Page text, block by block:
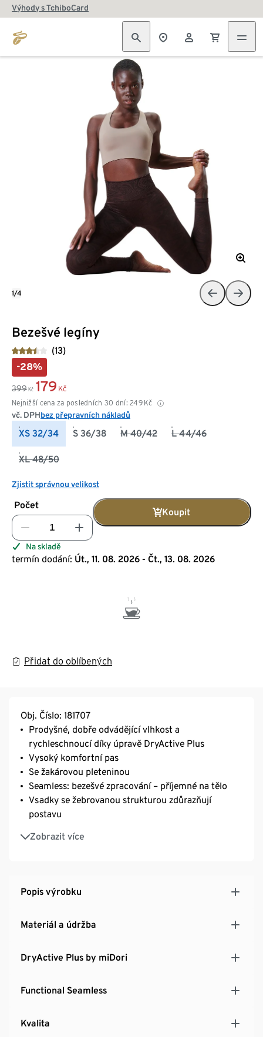
Výhody s TchiboCard
Bezešvé legíny
(13)
-28%
399 Kč 179 Kč
Nejnižší cena za posledních 30 dní: 249 Kč
vč. DPHbez přepravních nákladů
XS 32/34 S 36/38 M 40/42 L 44/46
XL 48/50
Zjistit správnou velikost
Počet
Koupit
Na skladě
termín dodání: Út., 11. 08. 2026 - Čt., 13. 08. 2026
Přidat do oblíbených
1/4
Obj. Číslo: 181707
Prodyšné, dobře odvádějící vlhkost a
rychleschnoucí díky úpravě DryActive Plus
Vysoký komfortní pas
Se žakárovou pleteninou
Seamless: bezešvé zpracování – příjemné na tělo
Vsadky se žebrovanou strukturou zdůrazňují
postavu
Zobrazit více
S elastanem: dobře drží tvar, perfektně sedí, a
Popis výrobku
Materiál a údržba
DryActive Plus by miDori
Functional Seamless
Kvalita